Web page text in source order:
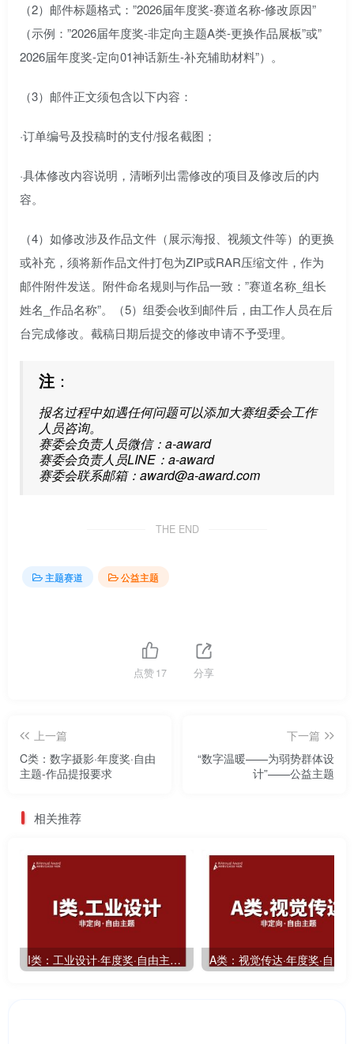
（2）邮件标题格式：”2026届年度奖-赛道名称-修改原因”
（示例：”2026届年度奖-非定向主题A类-更换作品展板”或”
2026届年度奖-定向01神话新生-补充辅助材料”）。
（3）邮件正文须包含以下内容：
·订单编号及投稿时的支付/报名截图；
·具体修改内容说明，清晰列出需修改的项目及修改后的内
容。
（4）如修改涉及作品文件（展示海报、视频文件等）的更换
或补充，须将新作品文件打包为ZIP或RAR压缩文件，作为
邮件附件发送。附件命名规则与作品一致：”赛道名称_组长
姓名_作品名称”。（5）组委会收到邮件后，由工作人员在后
台完成修改。截稿日期后提交的修改申请不予受理。
注 ：
报名过程中如遇任何问题可以添加大赛组委会工作
人员咨询。
赛委会负责人员微信：a-award
赛委会负责人员LINE：a-award
赛委会联系邮箱：award@a-award.com
THE END
主题赛道 公益主题
点赞17 分享
上一篇
C类：数字摄影·年度奖·自由
主题-作品提报要求
下一篇
“数字温暖——为弱势群体设
计”——公益主题
相关推荐
I类：工业设计·年度奖·自由主题-作品提报要求